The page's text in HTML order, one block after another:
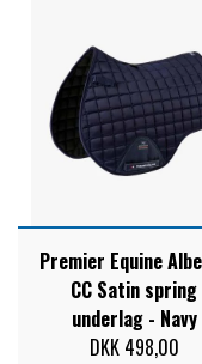
Premier Equine
CC Satin spring
underlag - Navy
DKK 498,00